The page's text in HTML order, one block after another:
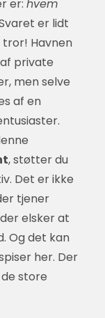
er: hvem
er lidt
Havnen
private
men selve
af en
, støtter du
Det er ikke
tjener
elsker at
Og det kan
her. Der
store